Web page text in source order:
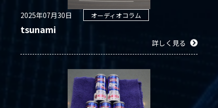
2025年07月30日 オーディオコラム
tsunami
詳しく見る